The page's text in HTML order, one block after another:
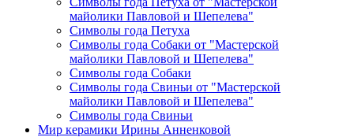
майолики Павловой и Шепелева"
Символы года Петуха
Символы года Собаки от "Мастерской
майолики Павловой и Шепелева"
Символы года Собаки
Символы года Свиньи от "Мастерской
майолики Павловой и Шепелева"
Символы года Свиньи
Мир керамики Ирины Анненковой